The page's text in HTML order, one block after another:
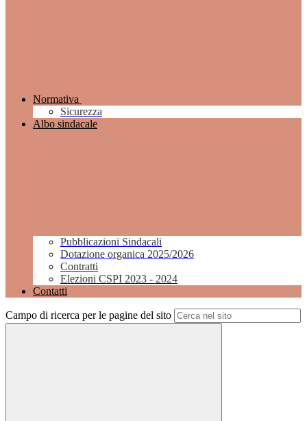
Normativa
Sicurezza
Albo sindacale
Pubblicazioni Sindacali
Dotazione organica 2025/2026
Contratti
Elezioni CSPI 2023 - 2024
Contatti
Campo di ricerca per le pagine del sito